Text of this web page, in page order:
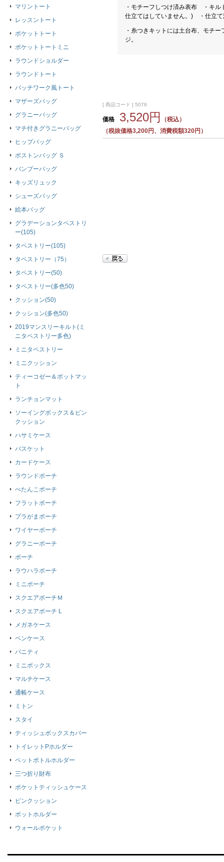
・モチーフしつけ済み表布 ・キ
仕立てはしていません。) ・仕立
・糸つきキットには土台布、モチ
ジ。
[ 商品コード ] 5078
価格 3,520円
（税込）
（税抜価格3,200円、消費税額320円）
マリントート
レッスントート
ポケットトート
ポケットトートミニ
ラウンドショルダー
ラウンドトート
パッチワーク風トート
マザーズバッグ
グラニーバッグ
マチ付きグラニーバッグ
ヒップバッグ
ボストンバッグ Ｓ
バンブーバッグ
キッズリュック
シューズバッグ
絵本バッグ
グラデーションタペストリ
ー(105)
タペストリー(105)
タペストリー（75）
タペストリー(50)
タペストリー(多色50)
クッション(50)
クッション(多色50)
2019マンスリーキルト(ミ
ニタペストリー多色)
ミニタペストリー
ミニクッション
ティーコゼー＆ポットマッ
ト
ランチョンマット
ソーイングボックス＆ピン
クッション
ハサミケース
バスケット
カードケース
ラウンドポーチ
ぺたんこポーチ
フラットポーチ
プラがまポーチ
ワイヤーポーチ
グラニーポーチ
ポーチ
ラウハラポーチ
ミニポーチ
スクエアポーチＭ
スクエアポーチ L
メガネケース
ペンケース
バニティ
ミニボックス
マルチケース
通帳ケース
ミトン
スタイ
ティッシュボックスカバー
トイレットPホルダー
ペットボトルホルダー
三つ折り財布
ポケットティッシュケース
ピンクッション
ポットホルダー
ウォールポケット